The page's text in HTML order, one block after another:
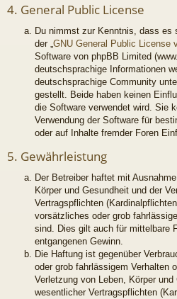
4. General Public License
Du nimmst zur Kenntnis, dass es
der „GNU General Public License
Software von phpBB Limited
deutschsprachige Informationen
deutschsprachige Community
gestellt. Beide haben keinen
die Software verwendet wird. Sie
Verwendung der Software für
oder auf Inhalte fremder Foren
5. Gewährleistung
Der Betreiber haftet mit
Körper und Gesundheit und der
Vertragspflichten
vorsätzliches oder grob
sind. Dies gilt auch für mittelbare
entgangenen Gewinn.
Die Haftung ist gegenüber
oder grob fahrlässigem Verhalten
Verletzung von Leben, Körper
wesentlicher Vertragspflichten